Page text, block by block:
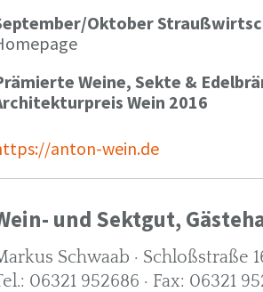
Oktober
Weine, Sekte &
Wein 2016
anton-wein.de
und Sektgut,
Schwaab · Schloßstraße
06321 952686 · Fax: 06321